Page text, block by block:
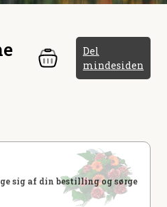
Del
mindesiden
sig af din bestilling og sørge